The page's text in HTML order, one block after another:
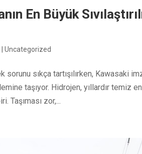
En Büyük
|Uncategorized
sıkça tartışılırken, Kawasaki
taşıyor. Hidrojen, yıllardır temiz
zor,...